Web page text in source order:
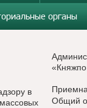
органы
в
Общий